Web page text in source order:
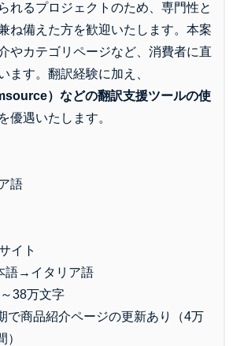
れるプロジェクトのため、専門性と
ね備えた方を歓迎いたします。本案
やカテゴリページなど、消費者に直
ます。翻訳経験に加え、
）などの翻訳支援ツールの使
優遇いたします。
語
イト
語→イタリア語
38万文字
で商品紹介ページの更新あり（4万